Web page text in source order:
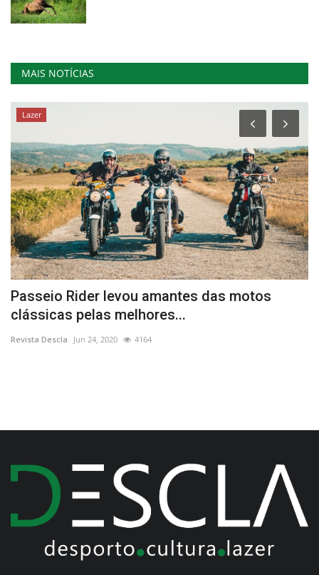
MAIS NOTÍCIAS
Lazer
Passeio Rider levou amantes das motos
clássicas pelas melhores...
Revista Descla Jun 24, 2020 4164